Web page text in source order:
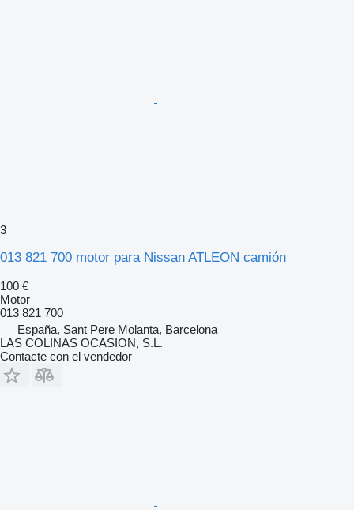
3
013 821 700 motor para Nissan ATLEON camión
100 €
Motor
013 821 700
España, Sant Pere Molanta, Barcelona
LAS COLINAS OCASION, S.L.
Contacte con el vendedor